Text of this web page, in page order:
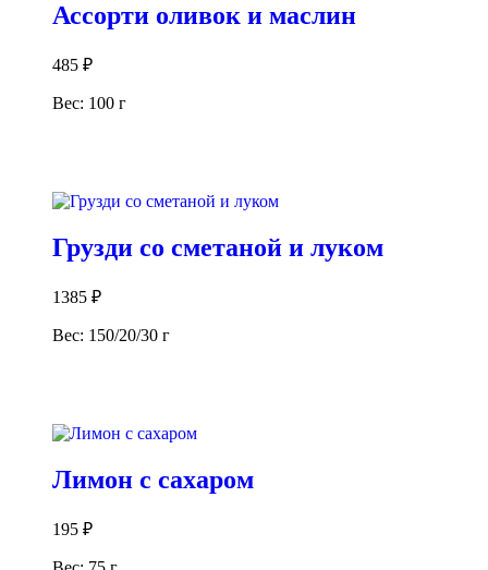
Ассорти оливок и маслин
485 ₽
Вес: 100 г
Грузди со сметаной и луком
1385 ₽
Вес: 150/20/30 г
Лимон с сахаром
195 ₽